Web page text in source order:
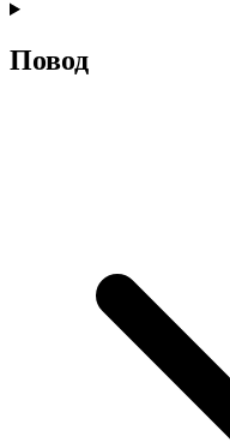
Повод